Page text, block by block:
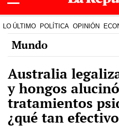
LO ÚLTIMO POLÍTICA OPINIÓN
Mundo
Australia
y hongos
tratamientos
¿qué tan